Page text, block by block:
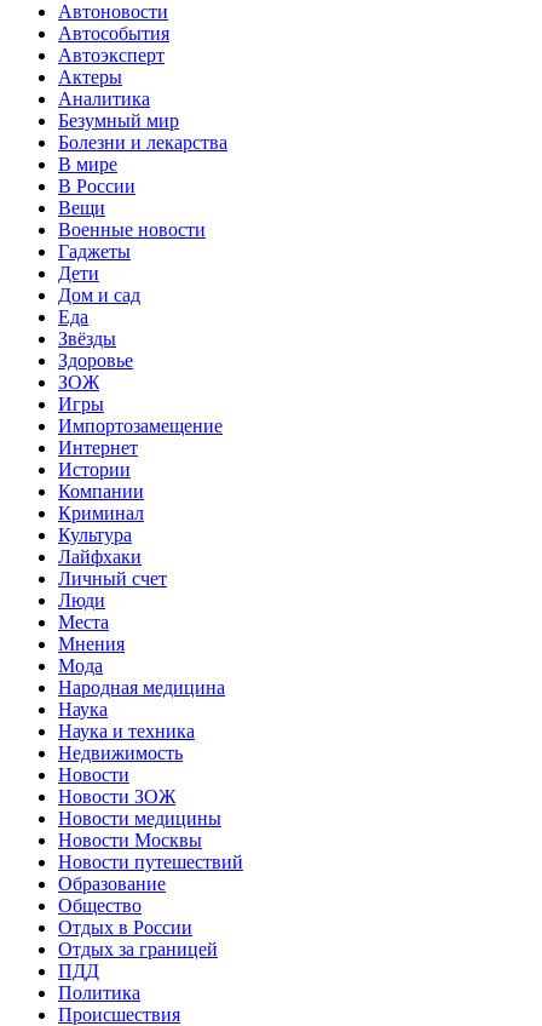
Автоновости
Автособытия
Автоэксперт
Актеры
Аналитика
Безумный мир
Болезни и лекарства
В мире
В России
Вещи
Военные новости
Гаджеты
Дети
Дом и сад
Еда
Звёзды
Здоровье
ЗОЖ
Игры
Импортозамещение
Интернет
Истории
Компании
Криминал
Культура
Лайфхаки
Личный счет
Люди
Места
Мнения
Мода
Народная медицина
Наука
Наука и техника
Недвижимость
Новости
Новости ЗОЖ
Новости медицины
Новости Москвы
Новости путешествий
Образование
Общество
Отдых в России
Отдых за границей
ПДД
Политика
Происшествия